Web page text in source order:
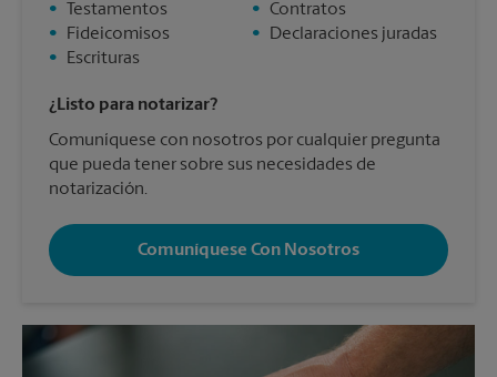
•
Testamentos
•
Fideicomisos
•
Escrituras
• Contratos
•
Declaraciones juradas
¿Listo para notarizar?
Comuníquese con nosotros por cualquier pregunta
que pueda tener sobre sus necesidades de
notarización.
Comuníquese Con Nosotros